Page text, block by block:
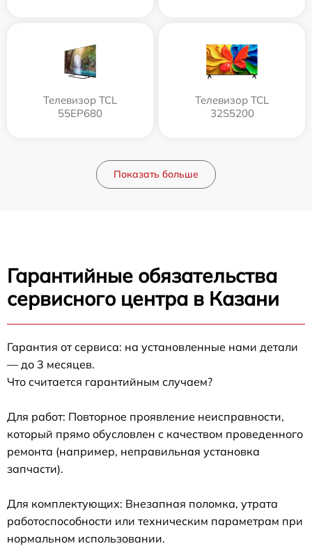
Телевизор TCL
55EP680
Телевизор TCL
32S5200
Показать больше
Гарантийные обязательства
сервисного центра в Казани
Гарантия от сервиса: на установленные нами детали
— до 3 месяцев.
Что считается гарантийным случаем?
Для работ: Повторное проявление неисправности,
который прямо обусловлен с качеством проведенного
ремонта (например, неправильная установка
запчасти).
Для комплектующих: Внезапная поломка, утрата
работоспособности или техническим параметрам при
нормальном использовании.